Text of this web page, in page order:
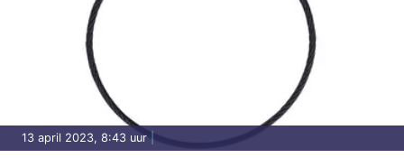
13 april 2023, 8:43 uur|